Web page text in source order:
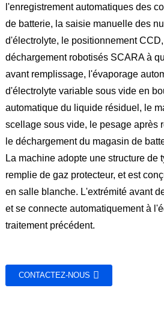
l'enregistrement automatiques des
de batterie, la saisie manuelle des
d'électrolyte, le positionnement
déchargement robotisés SCARA à
avant remplissage, l'évaporage
d'électrolyte variable sous vide en
automatique du liquide résiduel, le
scellage sous vide, le pesage après
le déchargement du magasin de
La machine adopte une structure de
remplie de gaz protecteur, et est
en salle blanche. L'extrémité avant
et se connecte automatiquement à
traitement précédent.
CONTACTEZ-NOUS